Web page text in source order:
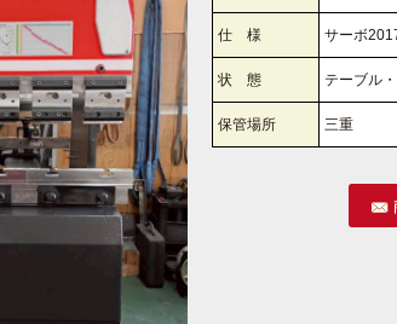
仕 様 サーボ
状 態 テーブル
保管場所 三重